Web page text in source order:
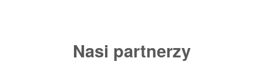
Nasi partnerzy